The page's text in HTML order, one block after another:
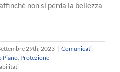
non si perda la bellezza
29th, 2023 | Comunicati
Piano, Protezione
su